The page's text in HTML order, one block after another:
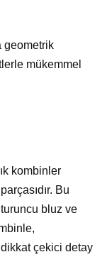
geometrik
mükemmel
kombinler
Bu
bluz ve
çekici detay